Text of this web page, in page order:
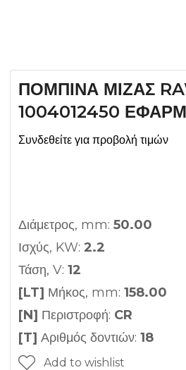
ΠΟΜΠΙΝΑ ΜΙΖΑΣ
1004012450
Συνδεθείτε για προβολή τιμών
Διάμετρος, mm: 50.00
Ισχύς, KW: 2.2
Τάση, V: 12
[LT] Μήκος, mm: 158.00
[N] Περιστροφή: CR
[T] Αριθμός δοντιών: 18
Add to wishlist